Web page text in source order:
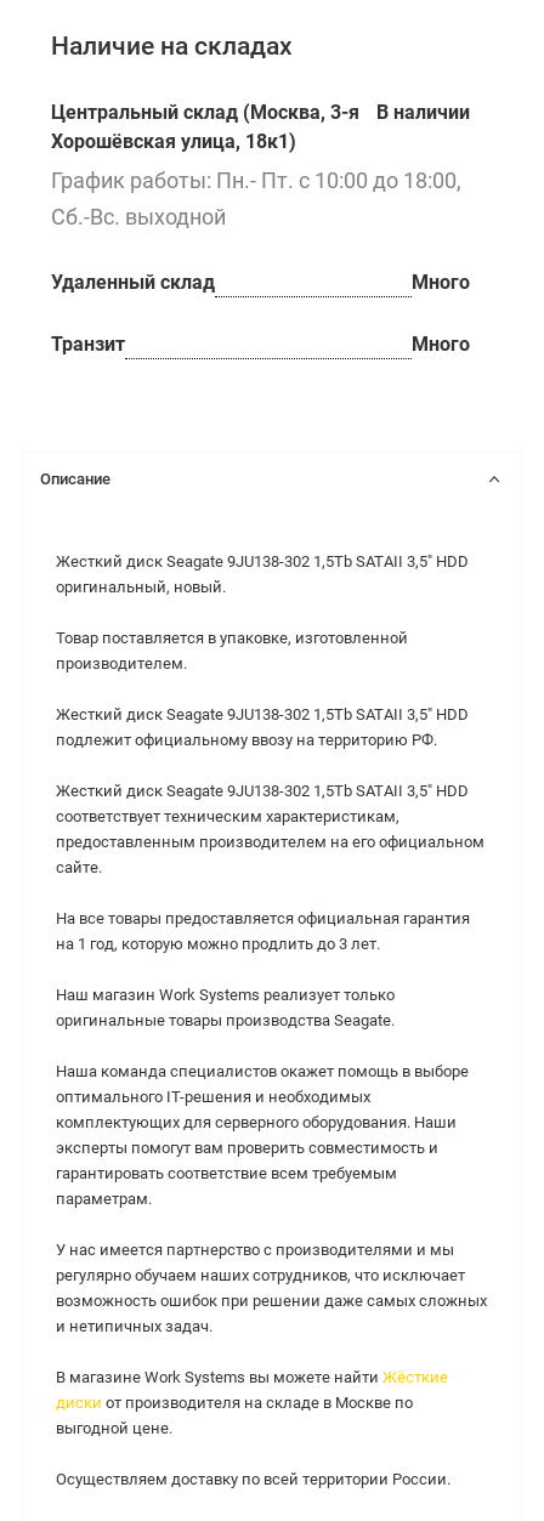
Наличие на складах
Центральный склад (Москва, 3-я
Хорошёвская улица, 18к1)
В наличии
График работы: Пн.- Пт. с 10:00 до 18:00,
Сб.-Вс. выходной
Удаленный склад Много
Транзит Много
Описание
Жесткий диск Seagate 9JU138-302 1,5Tb SATAII 3,5" HDD
оригинальный, новый.
Товар поставляется в упаковке, изготовленной
производителем.
Жесткий диск Seagate 9JU138-302 1,5Tb SATAII 3,5" HDD
подлежит официальному ввозу на территорию РФ.
Жесткий диск Seagate 9JU138-302 1,5Tb SATAII 3,5" HDD
cоответствует техническим характеристикам,
предоставленным производителем на его официальном
сайте.
На все товары предоставляется официальная гарантия
на 1 год, которую можно продлить до 3 лет.
Наш магазин Work Systems реализует только
оригинальные товары производства Seagate.
Наша команда специалистов окажет помощь в выборе
оптимального IT-решения и необходимых
комплектующих для серверного оборудования. Наши
эксперты помогут вам проверить совместимость и
гарантировать соответствие всем требуемым
параметрам.
У нас имеется партнерство с производителями и мы
регулярно обучаем наших сотрудников, что исключает
возможность ошибок при решении даже самых сложных
и нетипичных задач.
В магазине Work Systems вы можете найти Жёсткие
диски от производителя на складе в Москве по
выгодной цене.
Осуществляем доставку по всей территории России.